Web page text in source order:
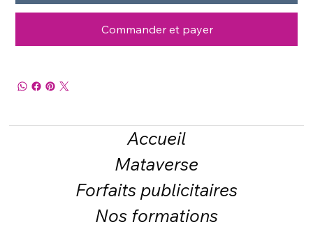
Commander et payer
Accueil
Mataverse
Forfaits publicitaires
Nos formations